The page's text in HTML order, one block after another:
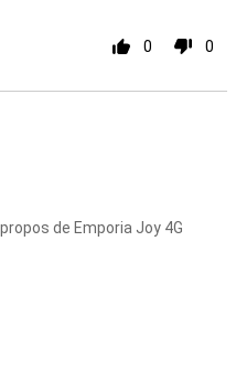
0 0
de Emporia Joy 4G